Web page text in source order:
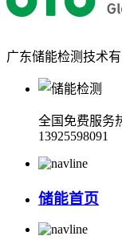
广东储能检测技术
全国免费服务
13925598091
储能首页